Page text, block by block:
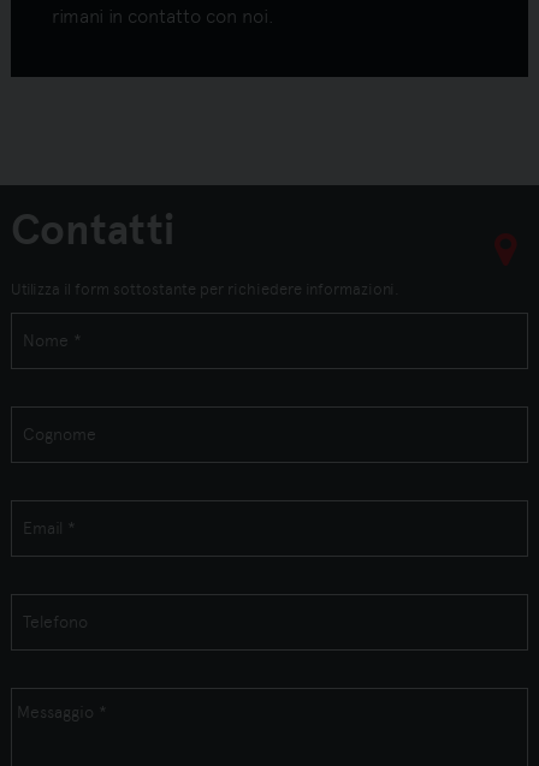
rimani in contatto con noi.
Contatti
Utilizza il form sottostante per richiedere informazioni.